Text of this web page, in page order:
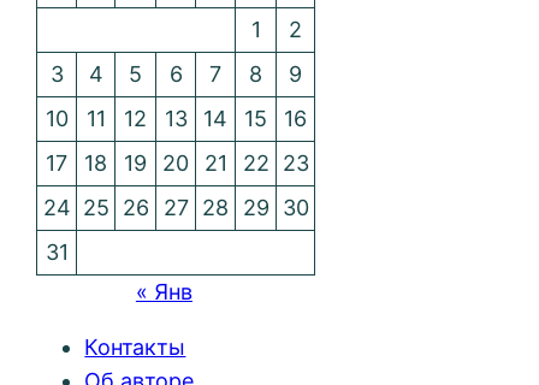
1
2
3
4 5 6 7 8
9
10
11 12 13 14 15
16
17
18 19 20 21 22
23
24 25 26 27 28 29
30
31
« Янв
Контакты